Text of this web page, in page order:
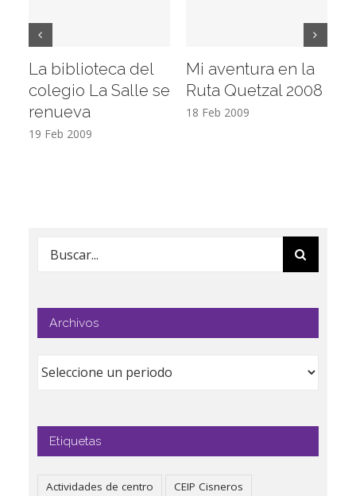
La biblioteca del
colegio La Salle se
renueva
19 Feb 2009
Mi aventura en la
Ruta Quetzal 2008
18 Feb 2009
Buscar:
Archivos
Etiquetas
Actividades de centro
CEIP Cisneros